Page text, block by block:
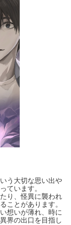
う大切な思い出や
ています。
り、怪異に襲われ
ことがあります。
想いが薄れ、時に
界の出口を目指し